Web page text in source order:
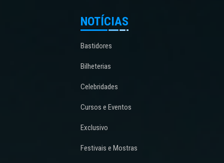
NOTÍCIAS
Bastidores
Bilheterias
Celebridades
Cursos e Eventos
Exclusivo
Festivais e Mostras